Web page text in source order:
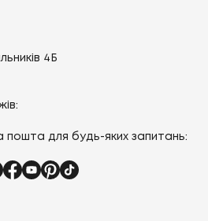
4Б
пошта для будь-яких запитань: